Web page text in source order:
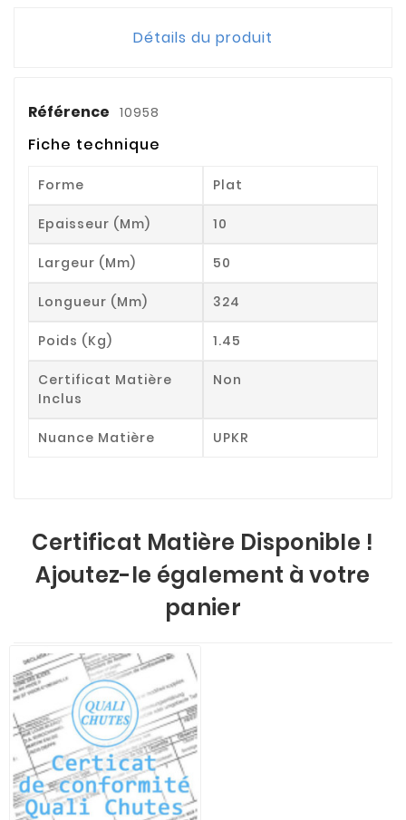
Détails du produit
Référence 10958
Fiche technique
Forme Plat
Epaisseur (mm) 10
Largeur (mm) 50
Longueur (mm) 324
Poids (kg) 1.45
Certificat Matière
Inclus
Non
Nuance Matière UPKR
Certificat Matière Disponible !
Ajoutez-le également à votre
panier